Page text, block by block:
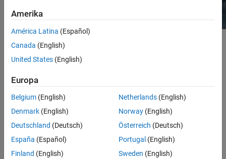
Protocol or Standard
Hauptinhalt
Search
Amerika
América Latina (Español)
Canada (English)
United States (English)
Europa
Belgium (English)
Denmark (English)
Deutschland (Deutsch)
España (Español)
Finland (English)
Netherlands(English)
Norway(English)
Österreich (Deutsch)
Portugal (English)
Sweden (English)